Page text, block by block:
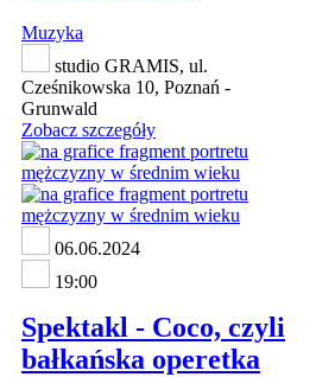
Muzyka
studio GRAMIS, ul.
Cześnikowska 10, Poznań -
Grunwald
Zobacz szczegóły
06.06.2024
19:00
Spektakl - Coco, czyli
bałkańska operetka